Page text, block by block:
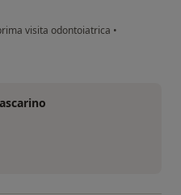
visita odontoiatrica •